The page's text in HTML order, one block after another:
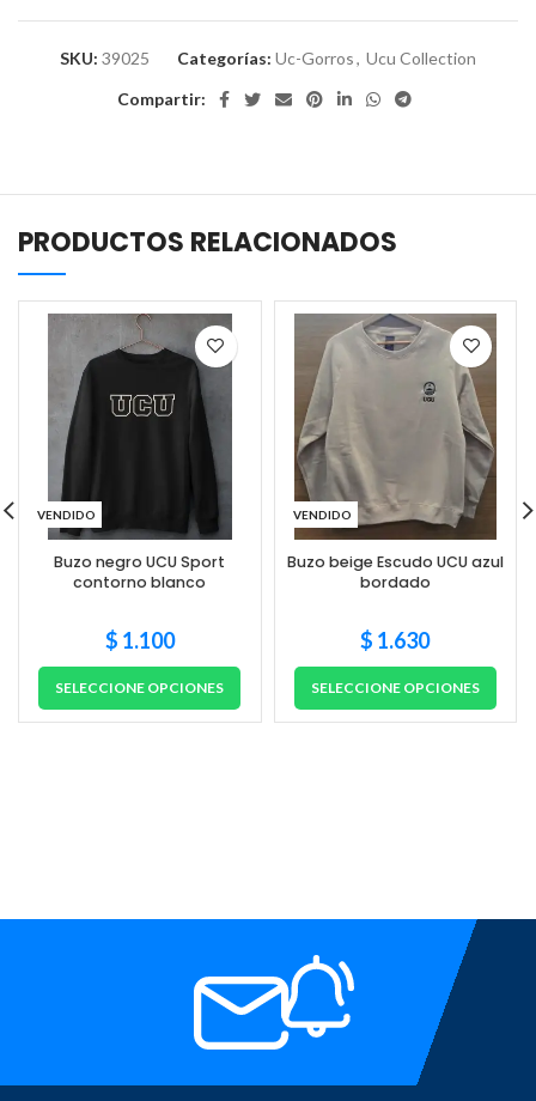
SKU: 39025 Categorías: Uc-Gorros, Ucu Collection
Compartir:
PRODUCTOS RELACIONADOS
VENDIDO
Buzo negro UCU Sport
contorno blanco
$ 1.100
SELECCIONE OPCIONES
VENDIDO
Buzo beige Escudo UCU azul
bordado
$ 1.630
SELECCIONE OPCIONES